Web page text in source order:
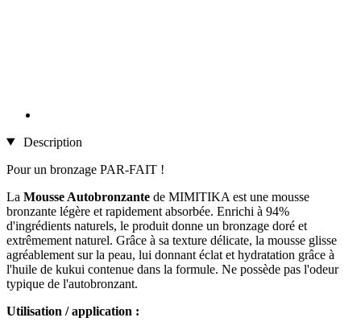
Description
Pour un bronzage PAR-FAIT !
La Mousse Autobronzante de MIMITIKA est une mousse
bronzante légère et rapidement absorbée. Enrichi à 94%
d'ingrédients naturels, le produit donne un bronzage doré et
extrêmement naturel. Grâce à sa texture délicate, la mousse glisse
agréablement sur la peau, lui donnant éclat et hydratation grâce à
l'huile de kukui contenue dans la formule. Ne possède pas l'odeur
typique de l'autobronzant.
Utilisation / application :